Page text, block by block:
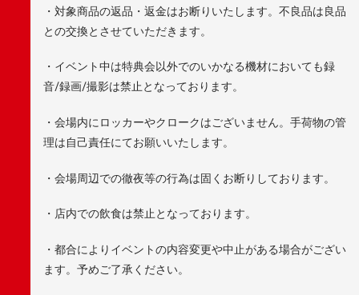
・対象商品の返品・返金はお断りいたします。不良品は良品
との交換とさせていただきます。
・イベント中は特典会以外でのいかなる機材においても録
音/録画/撮影は禁止となっております。
・会場内にロッカーやクロークはございません。手荷物の管
理は自己責任にてお願いいたします。
・会場周辺での徹夜等の行為は固くお断りしております。
・店内での飲食は禁止となっております。
・都合によりイベントの内容変更や中止がある場合がござい
ます。予めご了承ください。